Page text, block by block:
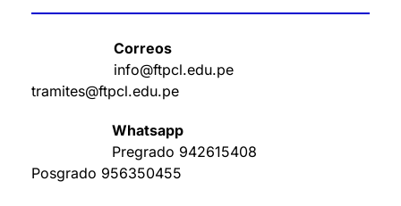
Correos
info@ftpcl.edu.pe
tramites@ftpcl.edu.pe
Whatsapp
Pregrado 942615408
Posgrado 956350455